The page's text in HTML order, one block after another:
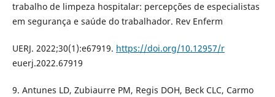
trabalho de limpeza hospitalar: percepções de especialistas
em segurança e saúde do trabalhador. Rev Enferm
UERJ. 2022;30(1):e67919. https://doi.org/10.12957/r
euerj.2022.67919
9. Antunes LD, Zubiaurre PM, Regis DOH, Beck CLC, Carmo